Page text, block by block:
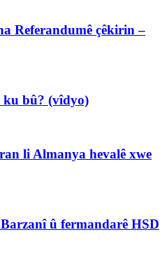
Referandumê çêkirin –
ku bû? (vîdyo)
li Almanya hevalê xwe
û fermandarê HSD